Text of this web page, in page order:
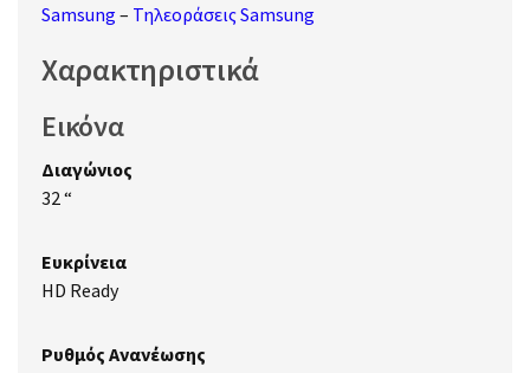
Samsung – Τηλεοράσεις Samsung
Χαρακτηριστικά
Εικόνα
Διαγώνιος
32 “
Ευκρίνεια
HD Ready
Ρυθμός Ανανέωσης